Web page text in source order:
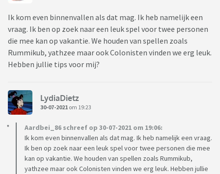
de spelkennis van andere forummers 😃
Veel plezier!
P.S. puzzels mogen ook
Ik kom even binnenvallen als dat mag. Ik heb namelijk een
vraag. Ik ben op zoek naar een leuk spel voor twee personen
die mee kan op vakantie. We houden van spellen zoals
Rummikub, yathzee maar ook Colonisten vinden we erg leuk.
Hebben jullie tips voor mij?
LydiaDietz
30-07-2021 om 19:23
Aardbei_86 schreef op 30-07-2021 om 19:06:
Ik kom even binnenvallen als dat mag. Ik heb namelijk een vraag.
Ik ben op zoek naar een leuk spel voor twee personen die mee
kan op vakantie. We houden van spellen zoals Rummikub,
yathzee maar ook Colonisten vinden we erg leuk. Hebben jullie